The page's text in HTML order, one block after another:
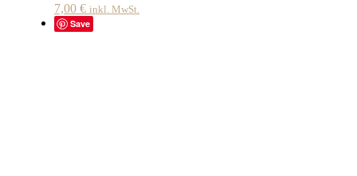
7,00 € inkl. MwSt.
Save